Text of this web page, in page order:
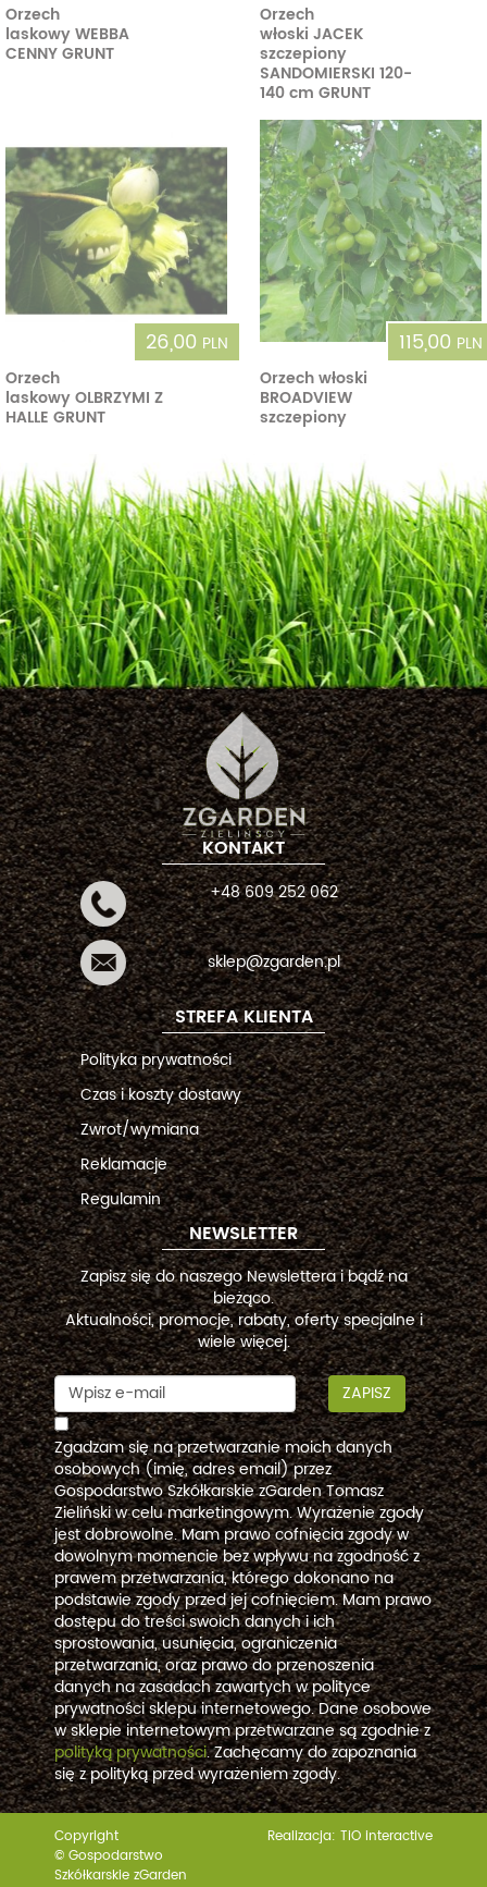
Orzech
laskowy WEBBA
CENNY GRUNT
Orzech
włoski JACEK
szczepiony
SANDOMIERSKI 120-
140 cm GRUNT
26,00 PLN
Orzech
laskowy OLBRZYMI Z
HALLE GRUNT
115,00 PLN
Orzech włoski
BROADVIEW
szczepiony
KONTAKT
+48 609 252 062
sklep@zgarden.pl
STREFA KLIENTA
Polityka prywatności
Czas i koszty dostawy
Zwrot/wymiana
Reklamacje
Regulamin
NEWSLETTER
Zapisz się do naszego Newslettera i bądź na
bieżąco.
Aktualności, promocje, rabaty, oferty specjalne i
wiele więcej.
ZAPISZ
Zgadzam się na przetwarzanie moich danych
osobowych (imię, adres email) przez
Gospodarstwo Szkółkarskie zGarden Tomasz
Zieliński w celu marketingowym. Wyrażenie zgody
jest dobrowolne. Mam prawo cofnięcia zgody w
dowolnym momencie bez wpływu na zgodność z
prawem przetwarzania, którego dokonano na
podstawie zgody przed jej cofnięciem. Mam prawo
dostępu do treści swoich danych i ich
sprostowania, usunięcia, ograniczenia
przetwarzania, oraz prawo do przenoszenia
danych na zasadach zawartych w polityce
prywatności sklepu internetowego. Dane osobowe
w sklepie internetowym przetwarzane są zgodnie z
polityką prywatności. Zachęcamy do zapoznania
się z polityką przed wyrażeniem zgody.
Copyright
© Gospodarstwo
Szkółkarskie zGarden
Realizacja: TiO interactive